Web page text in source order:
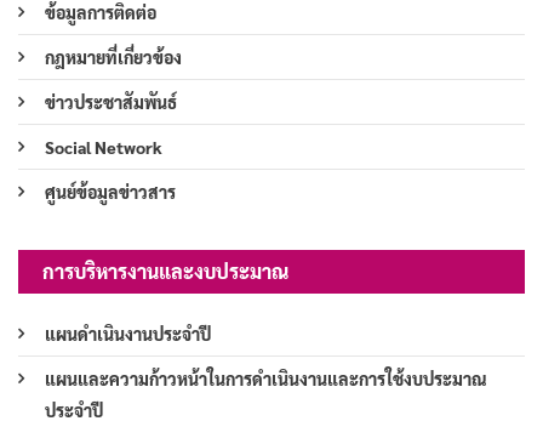
ข้อมูลการติดต่อ
กฎหมายที่เกี่ยวข้อง
ข่าวประชาสัมพันธ์
Social Network
ศูนย์ข้อมูลข่าวสาร
การบริหารงานและงบประมาณ
แผนดำเนินงานประจำปี
แผนและความก้าวหน้าในการดำเนินงานและการใช้งบประมาณ
ประจำปี